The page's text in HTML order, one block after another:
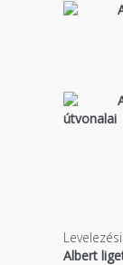
útvonalai
Albert